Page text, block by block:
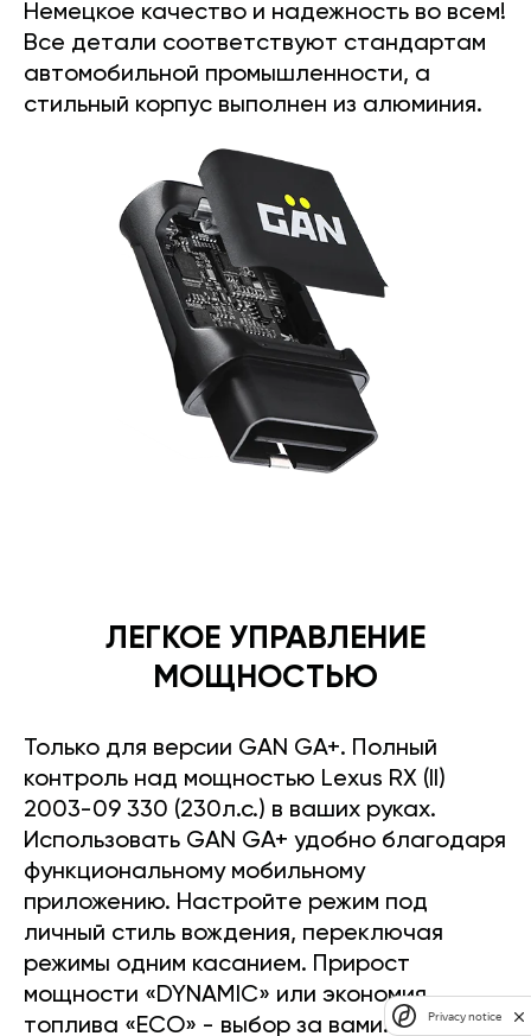
Немецкое качество и надежность во всем!
Все детали соответствуют стандартам
автомобильной промышленности, а
стильный корпус выполнен из алюминия.
ЛЕГКОЕ УПРАВЛЕНИЕ
МОЩНОСТЬЮ
Только для версии GAN GA+. Полный
контроль над мощностью Lexus RX (II)
2003-09 330 (230л.с.) в ваших руках.
Использовать GAN GA+ удобно благодаря
функциональному мобильному
приложению. Настройте режим под
личный стиль вождения, переключая
режимы одним касанием. Прирост
мощности «DYNAMIC» или экономия
топлива «ECO» - выбор за вами.
Privacy notice